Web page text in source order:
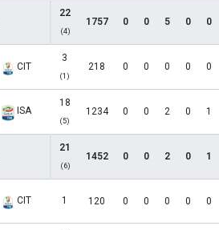
22
(4)
1757 0 0 5 0 0
CIT
3
(1)
218 0 0 0 0 0
ISA
18
(5)
1234 0 0 2 0 1
21
(6)
1452 0 0 2 0 1
CIT 1 120 0 0 0 0 0